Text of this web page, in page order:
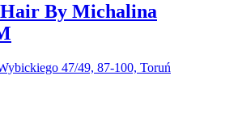
By Michalina
47/49, 87-100, Toruń